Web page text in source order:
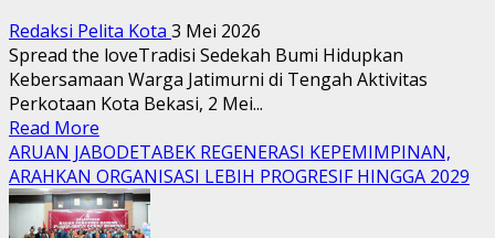
Redaksi Pelita Kota 3 Mei 2026
Spread the loveTradisi Sedekah Bumi Hidupkan
Kebersamaan Warga Jatimurni di Tengah Aktivitas
Perkotaan Kota Bekasi, 2 Mei...
Read More
more
about
Tradisi
Sedekah
ARUAN JABODETABEK REGENERASI KEPEMIMPINAN,
ARAHKAN ORGANISASI LEBIH PROGRESIF HINGGA 2029